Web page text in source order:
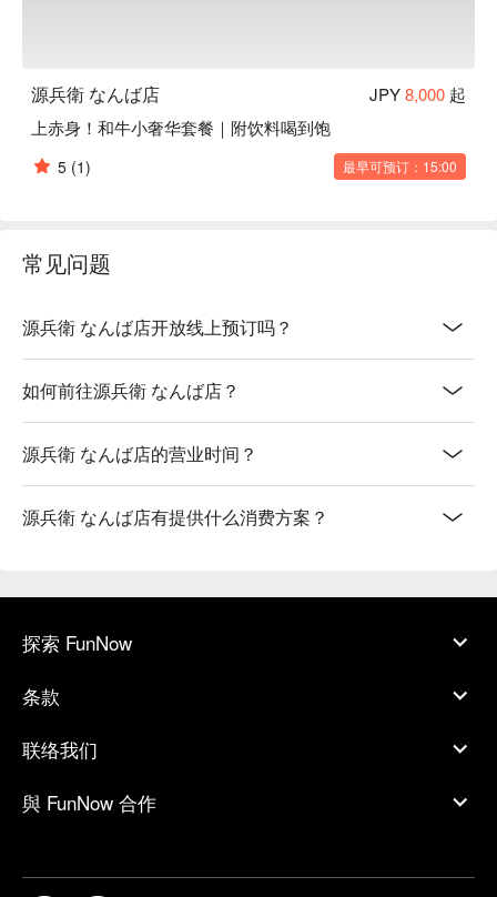
源兵衛 なんば店 JPY8,000 起
上赤身！和牛小奢华套餐｜附饮料喝到饱
5 (1) 最早可预订：15:00
常见问题
源兵衛 なんば店开放线上预订吗？
如何前往源兵衛 なんば店？
源兵衛 なんば店的营业时间？
源兵衛 なんば店有提供什么消费方案？
探索 FunNow
条款
联络我们
與 FunNow 合作